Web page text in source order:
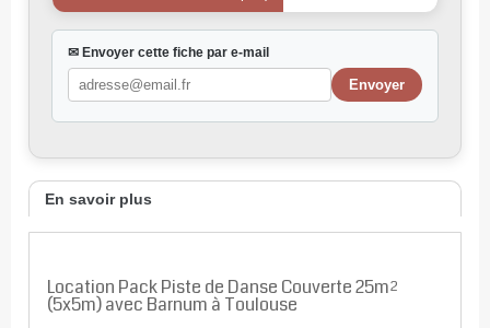
✉ Envoyer cette fiche par e-mail
En savoir plus
Location Pack Piste de Danse Couverte 25m²
(5x5m) avec Barnum à Toulouse